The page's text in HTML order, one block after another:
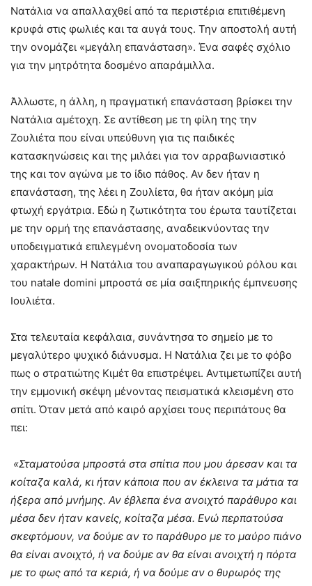
Νατάλια να απαλλαχθεί από τα περιστέρια επιτιθέμενη
κρυφά στις φωλιές και τα αυγά τους. Την αποστολή αυτή
την ονομάζει «μεγάλη επανάσταση». Ένα σαφές σχόλιο
για την μητρότητα δοσμένο απαράμιλλα.
Άλλωστε, η άλλη, η πραγματική επανάσταση βρίσκει την
Νατάλια αμέτοχη. Σε αντίθεση με τη φίλη της την
Ζουλιέτα που είναι υπεύθυνη για τις παιδικές
κατασκηνώσεις και της μιλάει για τον αρραβωνιαστικό
της και τον αγώνα με το ίδιο πάθος. Αν δεν ήταν η
επανάσταση, της λέει η Ζουλίετα, θα ήταν ακόμη μία
φτωχή εργάτρια. Εδώ η ζωτικότητα του έρωτα ταυτίζεται
με την ορμή της επανάστασης, αναδεικνύοντας την
υποδειγματικά επιλεγμένη ονοματοδοσία των
χαρακτήρων. Η Νατάλια του αναπαραγωγικού ρόλου και
του natale domini μπροστά σε μία σαιξπηρικής έμπνευσης
Ιουλιέτα.
Στα τελευταία κεφάλαια, συνάντησα το σημείο με το
μεγαλύτερο ψυχικό διάνυσμα. Η Νατάλια ζει με το φόβο
πως ο στρατιώτης Κιμέτ θα επιστρέψει. Αντιμετωπίζει αυτή
την εμμονική σκέψη μένοντας πεισματικά κλεισμένη στο
σπίτι. Όταν μετά από καιρό αρχίσει τους περιπάτους θα
πει:
«Σταματούσα μπροστά στα σπίτια που μου άρεσαν και τα
κοίταζα καλά, κι ήταν κάποια που αν έκλεινα τα μάτια τα
ήξερα από μνήμης. Αν έβλεπα ένα ανοιχτό παράθυρο και
μέσα δεν ήταν κανείς, κοίταζα μέσα. Ενώ περπατούσα
σκεφτόμουν, να δούμε αν το παράθυρο με το μαύρο πιάνο
θα είναι ανοιχτό, ή να δούμε αν θα είναι ανοιχτή η πόρτα
με το φως από τα κεριά, ή να δούμε αν ο θυρωρός της